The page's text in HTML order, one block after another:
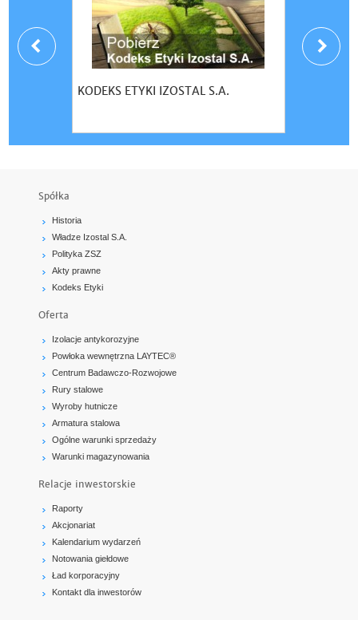
KODEKS ETYKI IZOSTAL S.A.
Spółka
Historia
Władze Izostal S.A.
Polityka ZSZ
Akty prawne
Kodeks Etyki
Oferta
Izolacje antykorozyjne
Powłoka wewnętrzna LAYTEC®
Centrum Badawczo-Rozwojowe
Rury stalowe
Wyroby hutnicze
Armatura stalowa
Ogólne warunki sprzedaży
Warunki magazynowania
Relacje inwestorskie
Raporty
Akcjonariat
Kalendarium wydarzeń
Notowania giełdowe
Ład korporacyjny
Kontakt dla inwestorów